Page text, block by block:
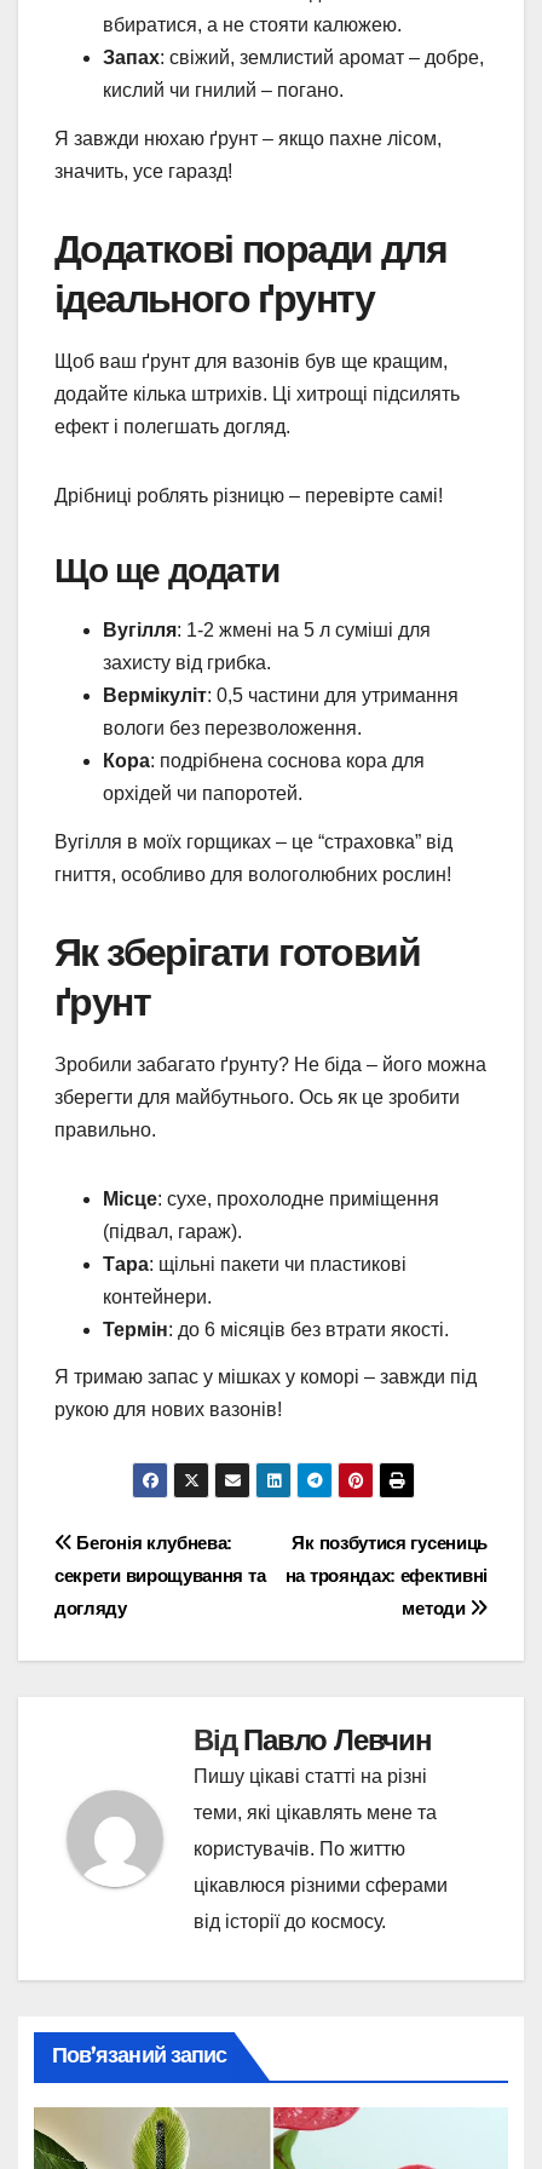
вбиратися, а не стояти калюжею.
Запах: свіжий, землистий аромат – добре,
кислий чи гнилий – погано.
Я завжди нюхаю ґрунт – якщо пахне лісом,
значить, усе гаразд!
Додаткові поради для
ідеального ґрунту
Щоб ваш ґрунт для вазонів був ще кращим,
додайте кілька штрихів. Ці хитрощі підсилять
ефект і полегшать догляд.
Дрібниці роблять різницю – перевірте самі!
Що ще додати
Вугілля: 1-2 жмені на 5 л суміші для
захисту від грибка.
Вермікуліт: 0,5 частини для утримання
вологи без перезволоження.
Кора: подрібнена соснова кора для
орхідей чи папоротей.
Вугілля в моїх горщиках – це “страховка” від
гниття, особливо для вологолюбних рослин!
Як зберігати готовий
ґрунт
Зробили забагато ґрунту? Не біда – його можна
зберегти для майбутнього. Ось як це зробити
правильно.
Місце: сухе, прохолодне приміщення
(підвал, гараж).
Тара: щільні пакети чи пластикові
контейнери.
Термін: до 6 місяців без втрати якості.
Я тримаю запас у мішках у коморі – завжди під
рукою для нових вазонів!
Навігація
записів
Як позбутися гусениць
на трояндах: ефективні
методи
Бегонія клубнева:
секрети вирощування та
догляду
ВідПавло Левчин
Пишу цікаві статті на різні
теми, які цікавлять мене та
користувачів. По життю
цікавлюся різними сферами
від історії до космосу.
Пов’язаний запис